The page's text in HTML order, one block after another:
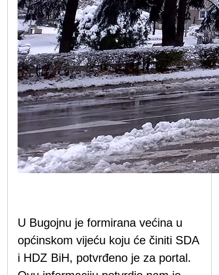
U Bugojnu je formirana većina u
općinskom vijeću koju će činiti SDA
i HDZ BiH, potvrđeno je za portal.